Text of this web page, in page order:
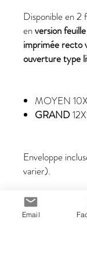
Disponible en 2
enversion
imprimée recto
ouverture type
MOYEN
GRAND
Enveloppe
varier).
Email